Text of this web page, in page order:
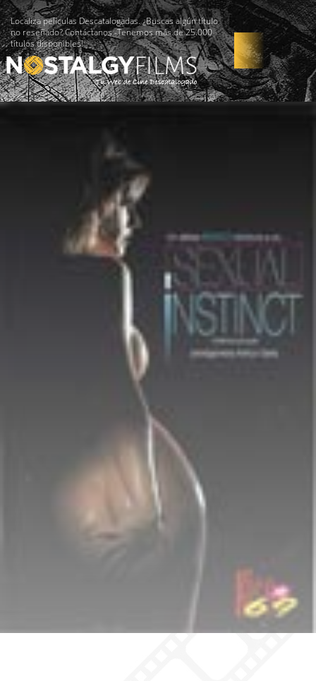
Localiza películas Descatalogadas. ¿Buscas algún título
no reseñado? Contáctanos -Tenemos más de 25.000
títulos disponibles!